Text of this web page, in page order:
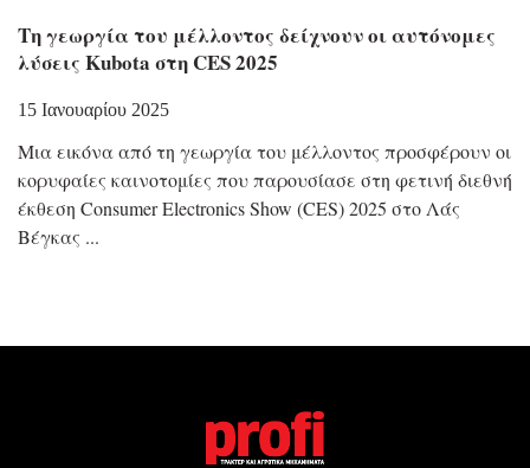
Τη γεωργία του μέλλοντος δείχνουν οι αυτόνομες
λύσεις Kubota στη CES 2025
15 Ιανουαρίου 2025
Μια εικόνα από τη γεωργία του μέλλοντος προσφέρουν οι
κορυφαίες καινοτομίες που παρουσίασε στη φετινή διεθνή
έκθεση Consumer Electronics Show (CES) 2025 στο Λάς
Βέγκας